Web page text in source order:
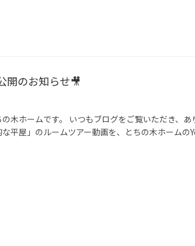
のお知らせ🎥
木ホームです。 いつもブログをご覧いただき、
平屋」のルームツアー動画を、とちの木ホーム